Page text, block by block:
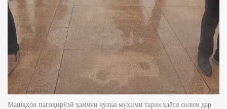
Машқҳои пагоҳирӯзӣ ҳамчун ҷузъи муҳими тарзи ҳаёти солим дар